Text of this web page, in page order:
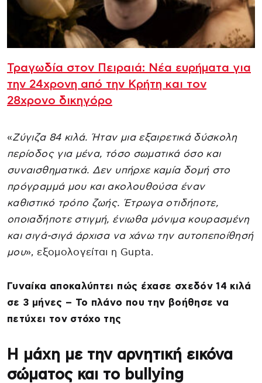
Τραγωδία στον Πειραιά: Νέα ευρήματα για
την 24χρονη από την Κρήτη και τον
28χρονο δικηγόρο
«Ζύγιζα 84 κιλά. Ήταν μια εξαιρετικά δύσκολη
περίοδος για μένα, τόσο σωματικά όσο και
συναισθηματικά. Δεν υπήρχε καμία δομή στο
πρόγραμμά μου και ακολουθούσα έναν
καθιστικό τρόπο ζωής. Έτρωγα οτιδήποτε,
οποιαδήποτε στιγμή, ένιωθα μόνιμα κουρασμένη
και σιγά-σιγά άρχισα να χάνω την αυτοπεποίθησή
μου», εξομολογείται η Gupta.
Γυναίκα αποκαλύπτει πώς έχασε σχεδόν 14 κιλά
σε 3 μήνες – Το πλάνο που την βοήθησε να
πετύχει τον στόχο της
Η μάχη με την αρνητική εικόνα
σώματος και το bullying